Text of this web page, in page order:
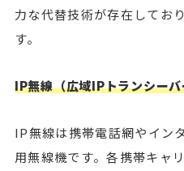
力な代替技術が存在してお
す。
IP無線（広域IPトランシー
IP無線は携帯電話網やイン
用無線機です。各携帯キャ